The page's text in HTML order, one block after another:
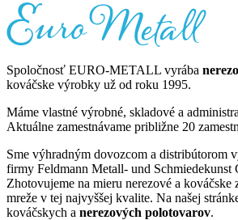
Spoločnosť EURO-METALL vyrába
kováčske výrobky už od roku 1995.
Máme vlastné výrobné, skladové a
Aktuálne zamestnávame približne 20
Sme výhradným dovozcom a distribútorom
firmy Feldmann Metall- und Schmiedekunst
Zhotovujeme na mieru nerezové a kováčske
mreže v tej najvyššej kvalite. Na našej
kováčskych a nerezových polotovarov.